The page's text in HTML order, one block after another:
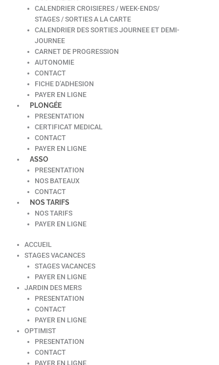
CALENDRIER CROISIERES / WEEK-ENDS/
STAGES / SORTIES A LA CARTE
CALENDRIER DES SORTIES JOURNEE ET DEMI-
JOURNEE
CARNET DE PROGRESSION
AUTONOMIE
CONTACT
FICHE D’ADHESION
PAYER EN LIGNE
PLONGÉE
PRESENTATION
CERTIFICAT MEDICAL
CONTACT
PAYER EN LIGNE
ASSO
PRESENTATION
NOS BATEAUX
CONTACT
NOS TARIFS
NOS TARIFS
PAYER EN LIGNE
ACCUEIL
STAGES VACANCES
STAGES VACANCES
PAYER EN LIGNE
JARDIN DES MERS
PRESENTATION
CONTACT
PAYER EN LIGNE
OPTIMIST
PRESENTATION
CONTACT
PAYER EN LIGNE